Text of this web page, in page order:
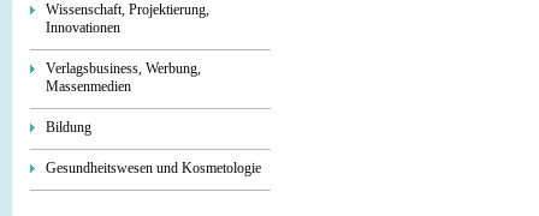
Wissenschaft, Projektierung,
Innovationen
Verlagsbusiness, Werbung,
Massenmedien
Bildung
Gesundheitswesen und Kosmetologie